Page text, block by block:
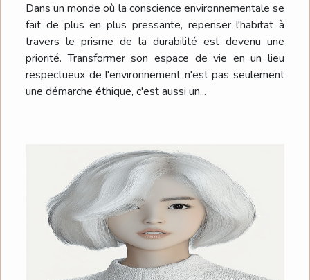
durables
Dans un monde où la conscience environnementale se
fait de plus en plus pressante, repenser l'habitat à
travers le prisme de la durabilité est devenu une
priorité. Transformer son espace de vie en un lieu
respectueux de l'environnement n'est pas seulement
une démarche éthique, c'est aussi un...